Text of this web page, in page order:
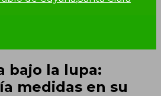
bajo la lupa:
medidas en su